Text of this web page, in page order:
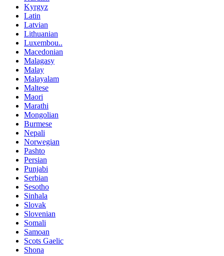
Kyrgyz
Latin
Latvian
Lithuanian
Luxembou..
Macedonian
Malagasy
Malay
Malayalam
Maltese
Maori
Marathi
Mongolian
Burmese
Nepali
Norwegian
Pashto
Persian
Punjabi
Serbian
Sesotho
Sinhala
Slovak
Slovenian
Somali
Samoan
Scots Gaelic
Shona